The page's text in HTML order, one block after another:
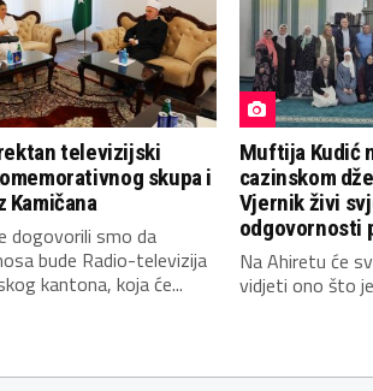
televizijski
skupa i
Kamičana
dogovorili smo da
bude Radio-televizija
kantona, koja će...
Muftija Kudić
cazinskom
Vjernik živi
odgovornosti
Na Ahiretu će
vidjeti ono što